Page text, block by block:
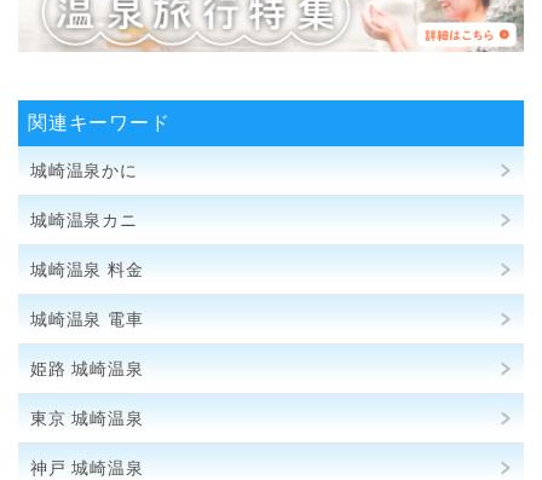
関連キーワード
城崎温泉かに
城崎温泉カニ
城崎温泉 料金
城崎温泉 電車
姫路 城崎温泉
東京 城崎温泉
神戸 城崎温泉